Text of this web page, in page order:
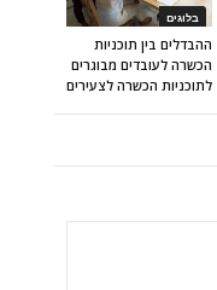
בלוגים
ההבדלים בין תוכניות
הכשרה לעובדים מבוגרים
לתוכניות הכשרה לצעירים